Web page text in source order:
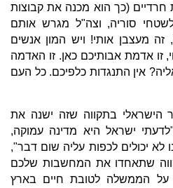
חרדיים (כך הוא מכנה את קבוצות
לשטחי סוריה, וצה"ל מגרש אותם
מעצבן אותי! ויש המון אנשים
זו אדמת אבותיכם כאן. זו האדמה
אין התנגדות כלפיכם. כל העם
הישראלי בתקווה שזה ישנה את
ישראל היא מדינה עמוקה,
לא יכולים לכפות עליה שום דבר",
שתאחדו את המחשבות שלכם
על הממשלה לטובת חיים בארץ